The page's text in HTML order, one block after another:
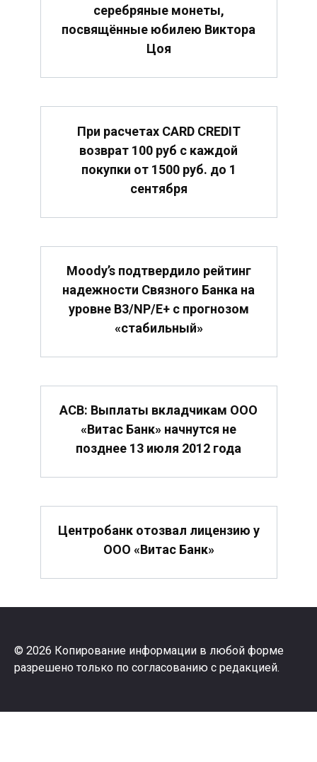
серебряные монеты,
посвящённые юбилею Виктора
Цоя
При расчетах CARD CREDIT
возврат 100 руб с каждой
покупки от 1500 руб. до 1
сентября
Moody’s подтвердило рейтинг
надежности Связного Банка на
уровне B3/NP/E+ с прогнозом
«стабильный»
АСВ: Выплаты вкладчикам ООО
«Витас Банк» начнутся не
позднее 13 июля 2012 года
Центробанк отозвал лицензию у
ООО «Витас Банк»
© 2026 Копирование информации в любой форме
разрешено только по согласованию с редакцией.